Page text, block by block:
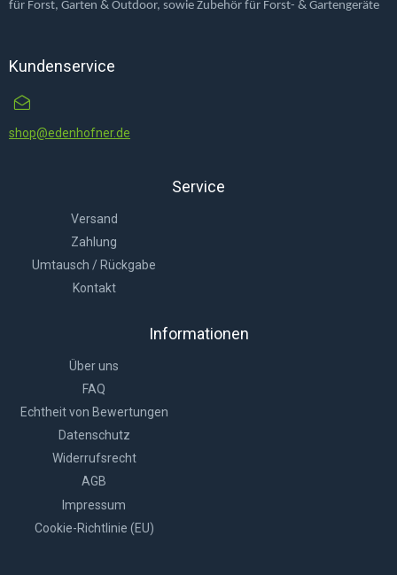
für Forst, Garten & Outdoor, sowie Zubehör für Forst- & Gartengeräte
Kundenservice
shop@edenhofner.de
Service
Versand
Zahlung
Umtausch / Rückgabe
Kontakt
Informationen
Über uns
FAQ
Echtheit von Bewertungen
Datenschutz
Widerrufsrecht
AGB
Impressum
Cookie-Richtlinie (EU)